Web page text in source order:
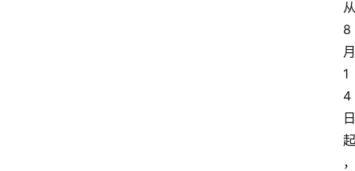
从
8
月
1
4
日
起
，